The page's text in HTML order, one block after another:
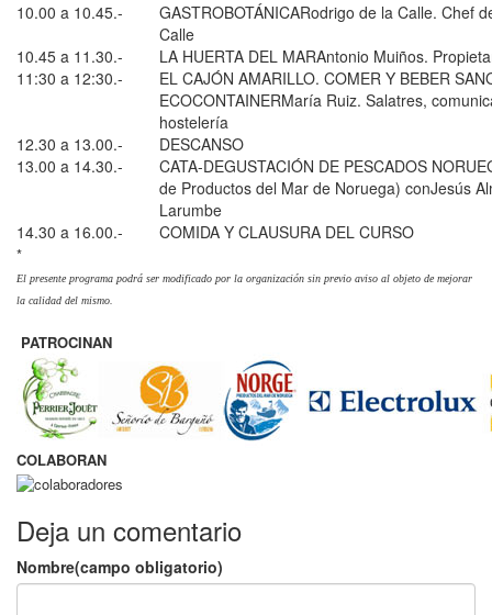
10.00 a 10.45.-
GASTROBOTÁNICARodrigo de la Calle. Chef
Calle
10.45 a 11.30.-
LA HUERTA DEL MARAntonio Muiños.
11:30 a 12:30.-
EL CAJÓN AMARILLO. COMER Y BEBER
ECOCONTAINERMaría Ruiz. Salatres,
hostelería
12.30 a 13.00.-
DESCANSO
13.00 a 14.30.-
CATA-DEGUSTACIÓN DE PESCADOS
de Productos del Mar de Noruega) conJesús
Larumbe
14.30 a 16.00.-
COMIDA Y CLAUSURA DEL CURSO
*
El presente programa podrá ser modificado por la organización sin previo aviso al objeto de mejorar
la calidad del mismo.
PATROCINAN
COLABORAN
Deja un comentario
Nombre(campo obligatorio)